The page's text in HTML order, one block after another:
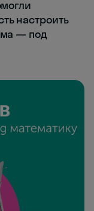
настроить
— под